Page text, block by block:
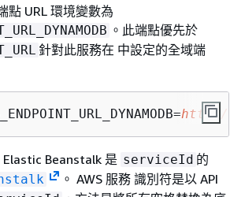
點 URL 環境變數為
。此端點優先於
針對此服務在 中設定的全域端
http://
Elastic Beanstalk 是 serviceId 的
。 AWS 服務 識別符是以 API